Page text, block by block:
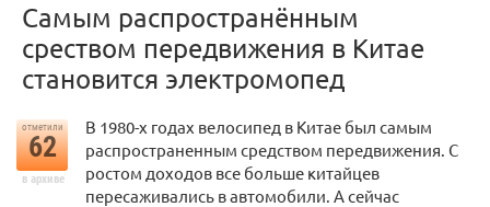
Самым распространённым
среством передвижения в Китае
становится электромопед
отметили
62
в архиве
В 1980-х годах велосипед в Китае был самым
распространенным средством передвижения. С
ростом доходов все больше китайцев
пересаживались в автомобили. А сейчас